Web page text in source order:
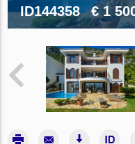
ID144358 € 1